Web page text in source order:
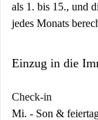
als 1. bis 15., und
jedes Monats
Einzug in die
Check-in
Mi. - Son &